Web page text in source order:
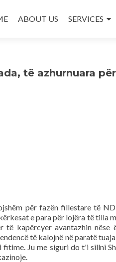
ABOUT US SERVICES
të azhurnuara për
për fazën fillestare të
e para për lojëra të tilla
kapërcyer avantazhin nëse
të kalojnë në paratë
fitime. Ju me siguri do t'i sillni